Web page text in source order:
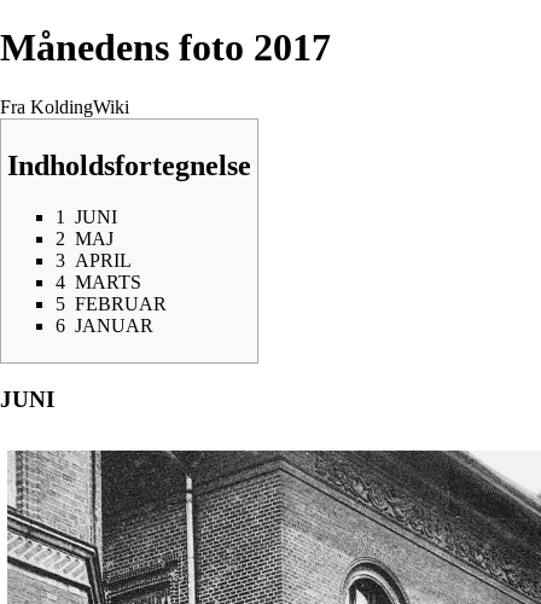
Månedens foto 2017
Fra KoldingWiki
Indholdsfortegnelse
1
JUNI
2 MAJ
3 APRIL
4 MARTS
5 FEBRUAR
6 JANUAR
JUNI